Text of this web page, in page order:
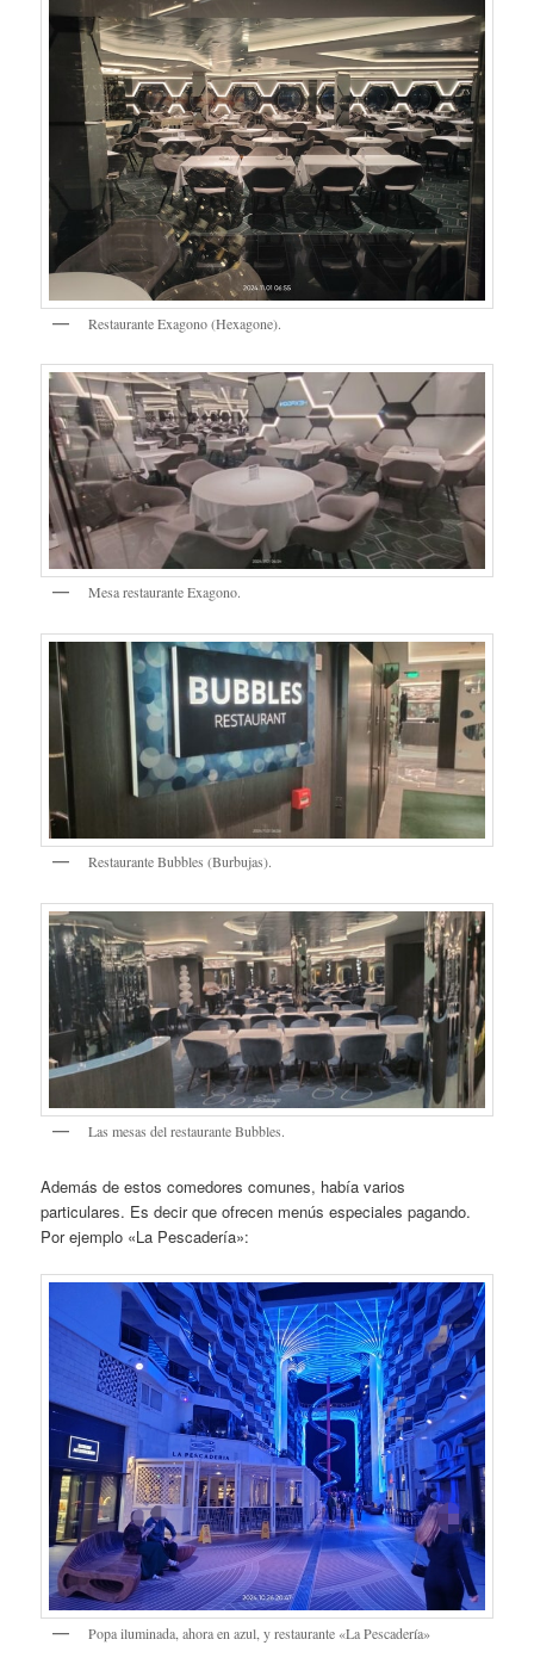
Restaurante Exagono (Hexagone).
Mesa restaurante Exagono.
Restaurante Bubbles (Burbujas).
Las mesas del restaurante Bubbles.
Además de estos comedores comunes, había varios
particulares. Es decir que ofrecen menús especiales pagando.
Por ejemplo «La Pescadería»:
Popa iluminada, ahora en azul, y restaurante «La Pescadería»